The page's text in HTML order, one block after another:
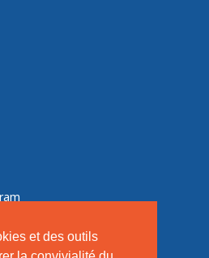
et des outils